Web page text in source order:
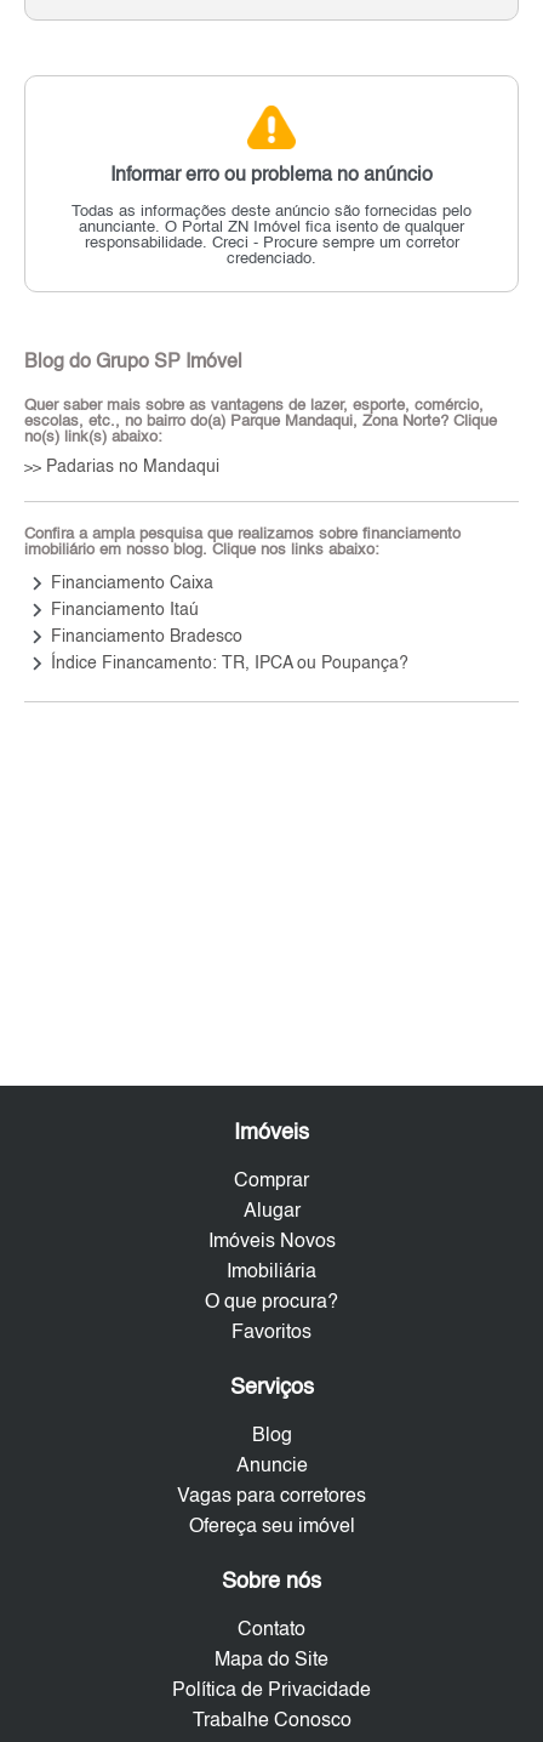
Informar erro ou problema no anúncio
Todas as informações deste anúncio são fornecidas pelo
anunciante. O Portal ZN Imóvel fica isento de qualquer
responsabilidade. Creci - Procure sempre um corretor
credenciado.
Blog do Grupo SP Imóvel
Quer saber mais sobre as vantagens de lazer, esporte, comércio,
escolas, etc., no bairro do(a) Parque Mandaqui, Zona Norte? Clique
no(s) link(s) abaixo:
>> Padarias no Mandaqui
Confira a ampla pesquisa que realizamos sobre financiamento
imobiliário em nosso blog. Clique nos links abaixo:
keyboard_arrow_right Financiamento Caixa
keyboard_arrow_right Financiamento Itaú
keyboard_arrow_right Financiamento Bradesco
keyboard_arrow_right Índice Financamento: TR, IPCA ou Poupança?
Imóveis
Comprar
Alugar
Imóveis Novos
Imobiliária
O que procura?
Favoritos
Serviços
Blog
Anuncie
Vagas para corretores
Ofereça seu imóvel
Sobre nós
Contato
Mapa do Site
Política de Privacidade
Trabalhe Conosco